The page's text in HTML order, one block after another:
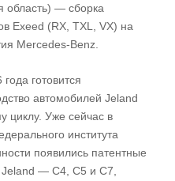
область) — сборка
Exeed (RX, TXL, VX) на
Mercedes-Benz.
готовится
автомобилей Jeland
циклу. Уже сейчас в
института
появились патентные
— C4, C5 и C7,